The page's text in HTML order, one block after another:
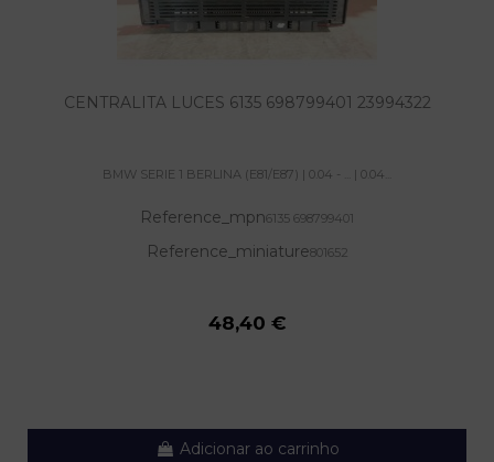
CENTRALITA LUCES 6135 698799401 23994322
BMW SERIE 1 BERLINA (E81/E87) | 0.04 - ... | 0.04...
Reference_mpn6135 698799401
Reference_miniature801652
48,40 €
Adicionar ao carrinho